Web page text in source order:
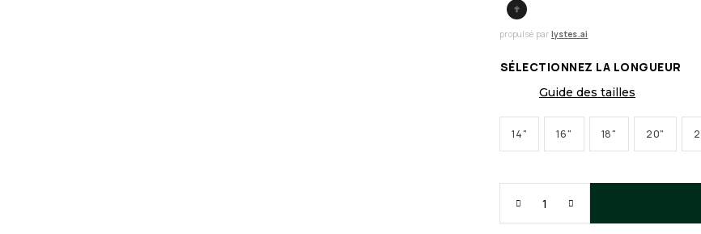
propulsé par lystes.ai
SÉLECTIONNEZ LA LONGUEUR
Guide des tailles
14" 16" 18" 20"